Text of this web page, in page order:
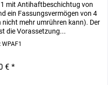
1 mit Antihaftbeschichtug von
ein Fassungsvermögen von 4
mehr umrühren kann). Der
die Vorassetzung...
WPAF1
€ *